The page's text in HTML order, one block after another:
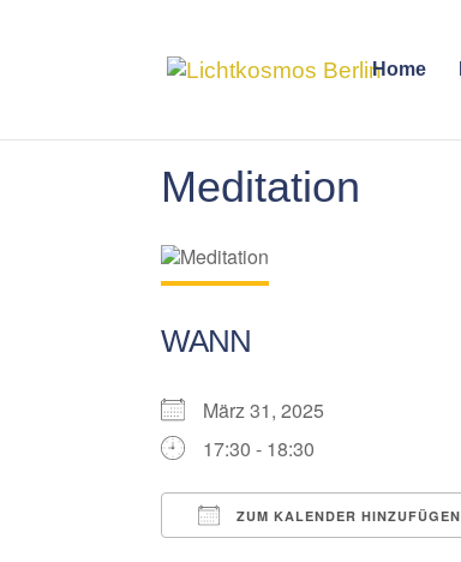
Home
Meditation
WANN
März 31, 2025
17:30 - 18:30
ZUM KALENDER HINZUFÜGEN